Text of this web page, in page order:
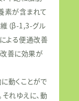
素が含まれて
（β-1,3-グル
よる便通改善
善に効果が
動くことがで
れゆえに、動